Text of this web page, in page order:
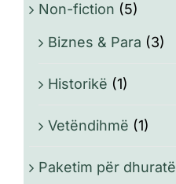
Non-fiction (5)
Biznes & Para (3)
Historikë (1)
Vetëndihmë (1)
Paketim për dhuratë